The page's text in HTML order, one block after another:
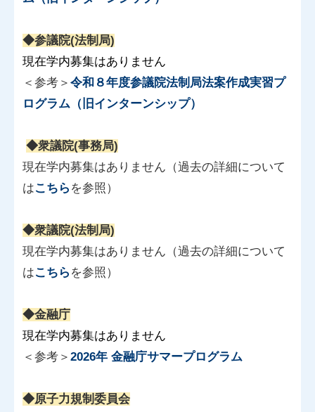
◆参議院(法制局)
現在学内募集はありません
＜参考＞ 令和８年度参議院法制局法案作成実習プ
ログラム（旧インターンシップ）
◆衆議院(事務局)
現在学内募集はありません（過去の詳細について
はこちら を参照）
◆衆議院(法制局)
現在学内募集はありません（過去の詳細について
はこちら を参照）
◆金融庁
現在学内募集はありません
＜参考＞ 2026年 金融庁サマープログラム
◆原子力規制委員会